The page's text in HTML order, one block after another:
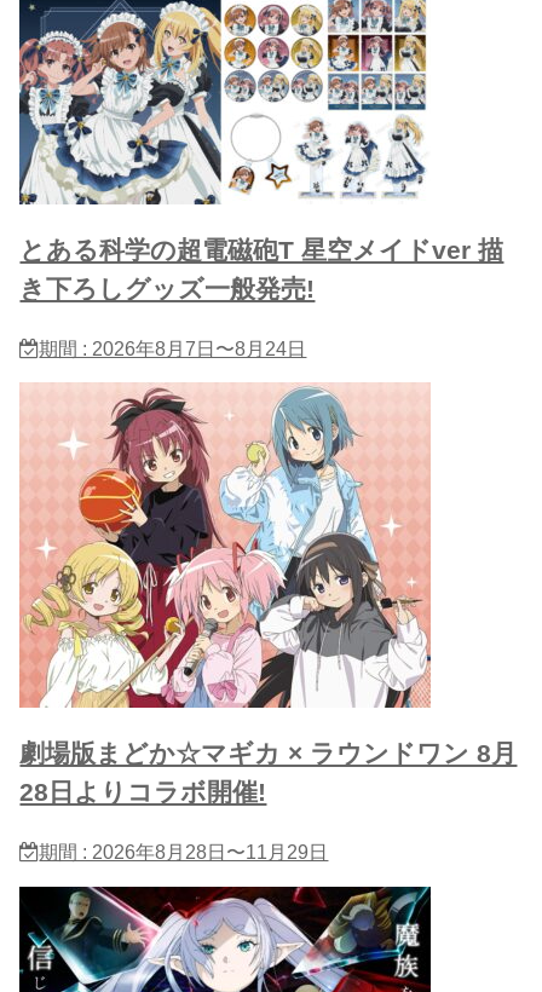
とある科学の超電磁砲T 星​空メイドver 描
き下ろしグッズ一般発売!
期間 : 2026年8月7日〜8月24日
劇場版まどか☆マギカ × ラウンドワン 8月
28日よりコラボ開催!
期間 : 2026年8月28日〜11月29日